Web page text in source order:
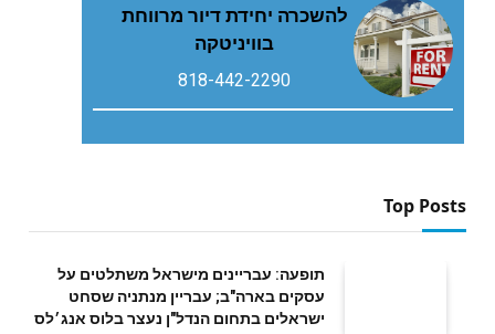
להשכרה יחידת דיור מרווחת
בוויניטקה
818-442-2290
Top Posts
תופעה: עבריינים מישראל משתלטים על
עסקים בארה"ב; עבריין מנתניה שסחט
ישראלים בתחום הנדל"ן נעצר בלוס אנג׳לס